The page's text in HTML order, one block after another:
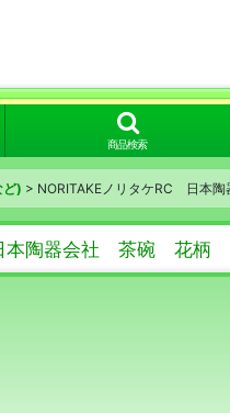
商品検索
) > NORITAKEノリタケRC 日
本陶器会社 茶碗 花